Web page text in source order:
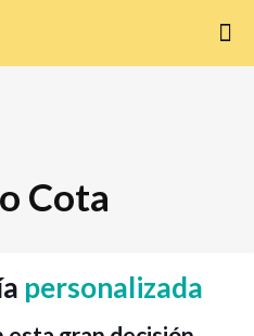
Cota
personalizada